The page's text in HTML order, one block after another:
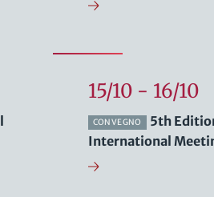
15/10 - 16/10
CONVEGNO
5th
International